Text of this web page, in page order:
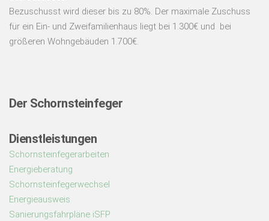
Bezuschusst wird dieser bis zu 80%. Der maximale Zuschuss
für ein Ein- und Zweifamilienhaus liegt bei 1.300€ und bei
größeren Wohngebäuden 1.700€.
Der Schornsteinfeger
Dienstleistungen
Schornsteinfegerarbeiten
Energieberatung
Schornsteinfegerwechsel
Energieausweis
Sanierungsfahrpläne iSFP